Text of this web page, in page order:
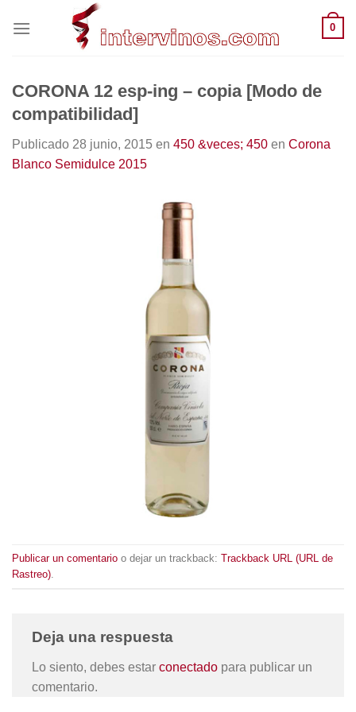
0
CORONA 12 esp-ing – copia [Modo de
compatibilidad]
Publicado 28 junio, 2015 en 450 &veces; 450 en Corona
Blanco Semidulce 2015
Publicar un comentario o dejar un trackback: Trackback URL (URL de
Rastreo)
Deja una respuesta
Lo siento, debes estar conectado para publicar un
comentario.